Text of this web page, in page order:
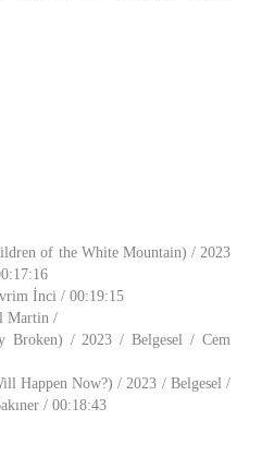
of the White Mountain) / 2023
İnci / 00:19:15
Martin /
Broken) / 2023 / Belgesel / Cem
Happen Now?) / 2023 / Belgesel /
/ 00:18:43